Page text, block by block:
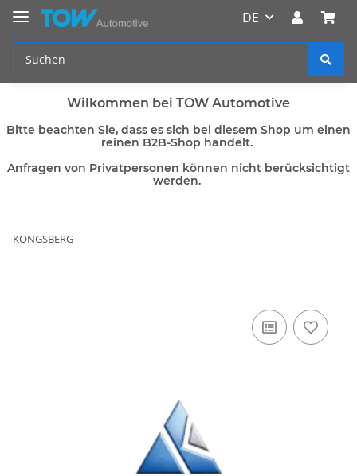
DE
Wilkommen bei TOW Automotive
Bitte beachten Sie, dass es sich bei diesem Shop um einen
reinen B2B-Shop handelt.
Anfragen von Privatpersonen können nicht berücksichtigt
werden.
KONGSBERG